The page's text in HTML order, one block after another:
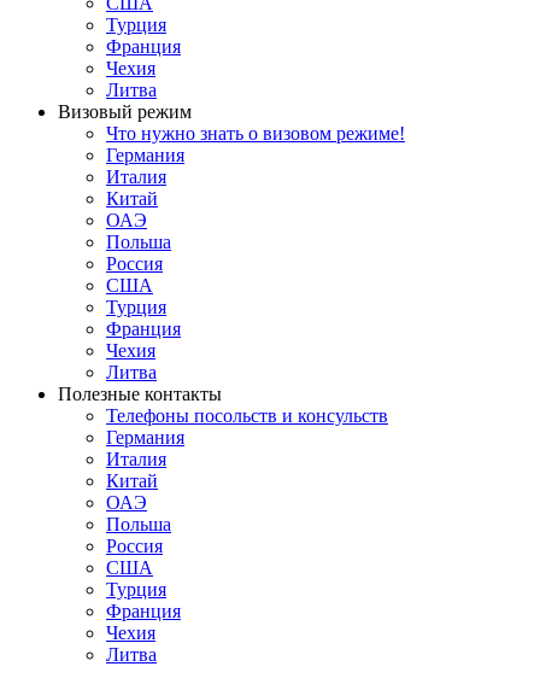
Турция
Франция
Чехия
Литва
Визовый режим
Что нужно знать о визовом режиме!
Германия
Италия
Китай
ОАЭ
Польша
Россия
США
Турция
Франция
Чехия
Литва
Полезные контакты
Телефоны посольств и консульств
Германия
Италия
Китай
ОАЭ
Польша
Россия
США
Турция
Франция
Чехия
Литва